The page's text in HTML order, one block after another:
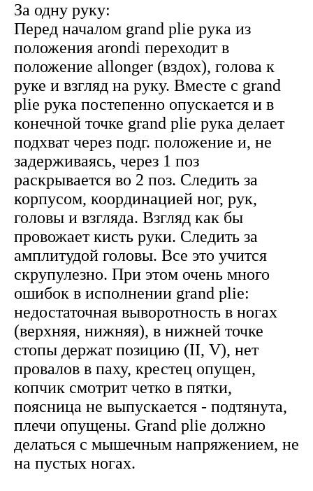
За одну руку:
Перед началом grand plie рука из
положения arondi переходит в
положение allonger (вздох), голова к
руке и взгляд на руку. Вместе с grand
plie рука постепенно опускается и в
конечной точке grand plie рука делает
подхват через подг. положение и, не
задерживаясь, через 1 поз
раскрывается во 2 поз. Следить за
корпусом, координацией ног, рук,
головы и взгляда. Взгляд как бы
провожает кисть руки. Следить за
амплитудой головы. Все это учится
скрупулезно. При этом очень много
ошибок в исполнении grand plie:
недостаточная выворотность в ногах
(верхняя, нижняя), в нижней точке
стопы держат позицию (II, V), нет
провалов в паху, крестец опущен,
копчик смотрит четко в пятки,
поясница не выпускается - подтянута,
плечи опущены. Grand plie должно
делаться с мышечным напряжением, не
на пустых ногах.